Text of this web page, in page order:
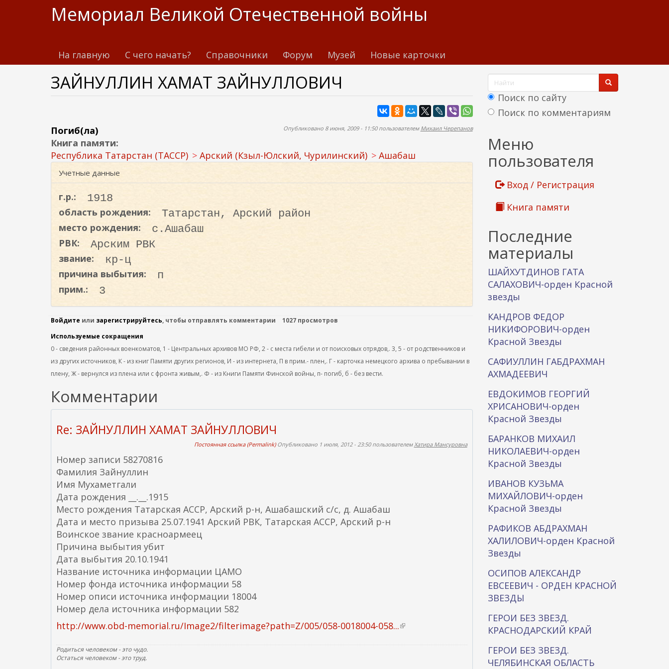
т
Мемориал Великой Отечественной войны
На главную С чего начать? Справочники Форум Музей Новые карточки
ЗАЙНУЛЛИН ХАМАТ ЗАЙНУЛЛОВИЧ
Опубликовано 8 июня, 2009 - 11:50 пользователем Михаил Черепанов
Погиб(ла)
Книга памяти:
Республика Татарстан (ТАССР)
Арский (Кзыл-Юлский, Чурилинский) Ашабаш
Учетные данные
г.р.: 1918
область рождения: Татарстан, Арский район
место рождения: с.Ашабаш
РВК: Арским РВК
звание: кр-ц
причина выбытия: п
прим.: 3
Войдите или зарегистрируйтесь, чтобы отправлять комментарии
1027 просмотров
Используемые сокращения
0 - сведения районных военкоматов, 1 - Центральных архивов МО РФ, 2 - с места гибели и от поисковых отрядов,. 3, 5 - от родственников и
из других источников, К - из книг Памяти других регионов, И - из интернета, П в прим.- плен,. Г - карточка немецкого архива о пребывании в
плену, Ж - вернулся из плена или с фронта живым,. Ф - из Книги Памяти Финской войны, п- погиб, б - без вести.
Комментарии
Re: ЗАЙНУЛЛИН ХАМАТ ЗАЙНУЛЛОВИЧ
Постоянная ссылка (Permalink)Опубликовано 1 июля, 2012 - 23:50 пользователемХатира Мансуровна
Номер записи 58270816
Фамилия Зайнуллин
Имя Мухаметгали
Дата рождения __.__.1915
Место рождения Татарская АССР, Арский р-н, Ашабашский с/с, д. Ашабаш
Дата и место призыва 25.07.1941 Арский РВК, Татарская АССР, Арский р-н
Воинское звание красноармеец
Причина выбытия убит
Дата выбытия 20.10.1941
Название источника информации ЦАМО
Номер фонда источника информации 58
Номер описи источника информации 18004
Номер дела источника информации 582
http://www.obd-memorial.ru/Image2/filterimage?path=Z/005/058-0018004-058...(
Родиться человеком - это чудо.
Остаться человеком - это труд.
Ф
о
р
а
п
о
и
к
а
Поиск по сайту
Поиск по комментариям
Меню
пользователя
Вход / Регистрация
Книга памяти
Последние
материалы
ШАЙХУТДИНОВ ГАТА
САЛАХОВИЧ-орден Красной
звезды
КАНДРОВ ФЕДОР
НИКИФОРОВИЧ-орден
Красной Звезды
САФИУЛЛИН ГАБДРАХМАН
АХМАДЕЕВИЧ
ЕВДОКИМОВ ГЕОРГИЙ
ХРИСАНОВИЧ-орден
Красной Звезды
БАРАНКОВ МИХАИЛ
НИКОЛАЕВИЧ-орден
Красной Звезды
ИВАНОВ КУЗЬМА
МИХАЙЛОВИЧ-орден
Красной Звезды
РАФИКОВ АБДРАХМАН
ХАЛИЛОВИЧ-орден Красной
Звезды
ОСИПОВ АЛЕКСАНДР
ЕВСЕЕВИЧ - ОРДЕН КРАСНОЙ
ЗВЕЗДЫ
ГЕРОИ БЕЗ ЗВЕЗД.
КРАСНОДАРСКИЙ КРАЙ
ГЕРОИ БЕЗ ЗВЕЗД.
ЧЕЛЯБИНСКАЯ ОБЛАСТЬ